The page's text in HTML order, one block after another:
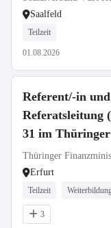
Saalfeld
Teilzeit
01.08.2026
Referent/-in
Referatsleitung
31 im
Thüringer
Erfurt
Teilzeit
3